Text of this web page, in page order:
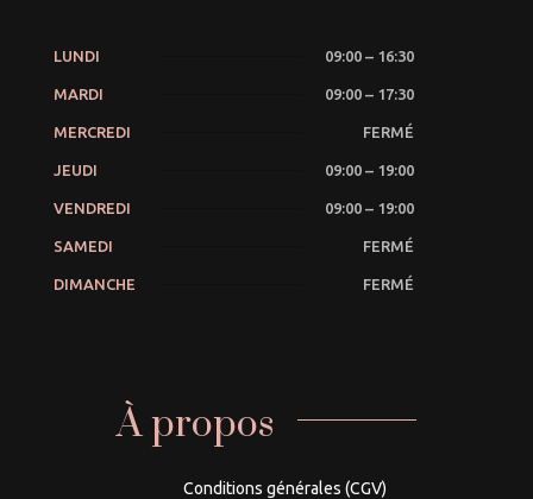
LUNDI 09:00 – 16:30
MARDI 09:00 – 17:30
MERCREDI FERMÉ
JEUDI 09:00 – 19:00
VENDREDI 09:00 – 19:00
SAMEDI FERMÉ
DIMANCHE FERMÉ
À propos
Conditions générales (CGV)